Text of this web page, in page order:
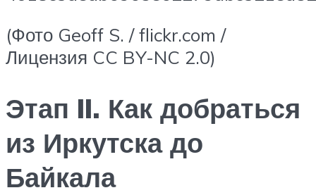
(Фото Geoff S. / flickr.com /
Лицензия CC BY-NC 2.0)
Этап II. Как добраться
из Иркутска до
Байкала